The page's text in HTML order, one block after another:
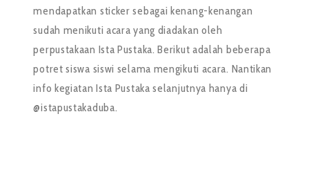
mendapatkan sticker sebagai kenang-kenangan
sudah menikuti acara yang diadakan oleh
perpustakaan Ista Pustaka. Berikut adalah beberapa
potret siswa siswi selama mengikuti acara. Nantikan
info kegiatan Ista Pustaka selanjutnya hanya di
@istapustakaduba.